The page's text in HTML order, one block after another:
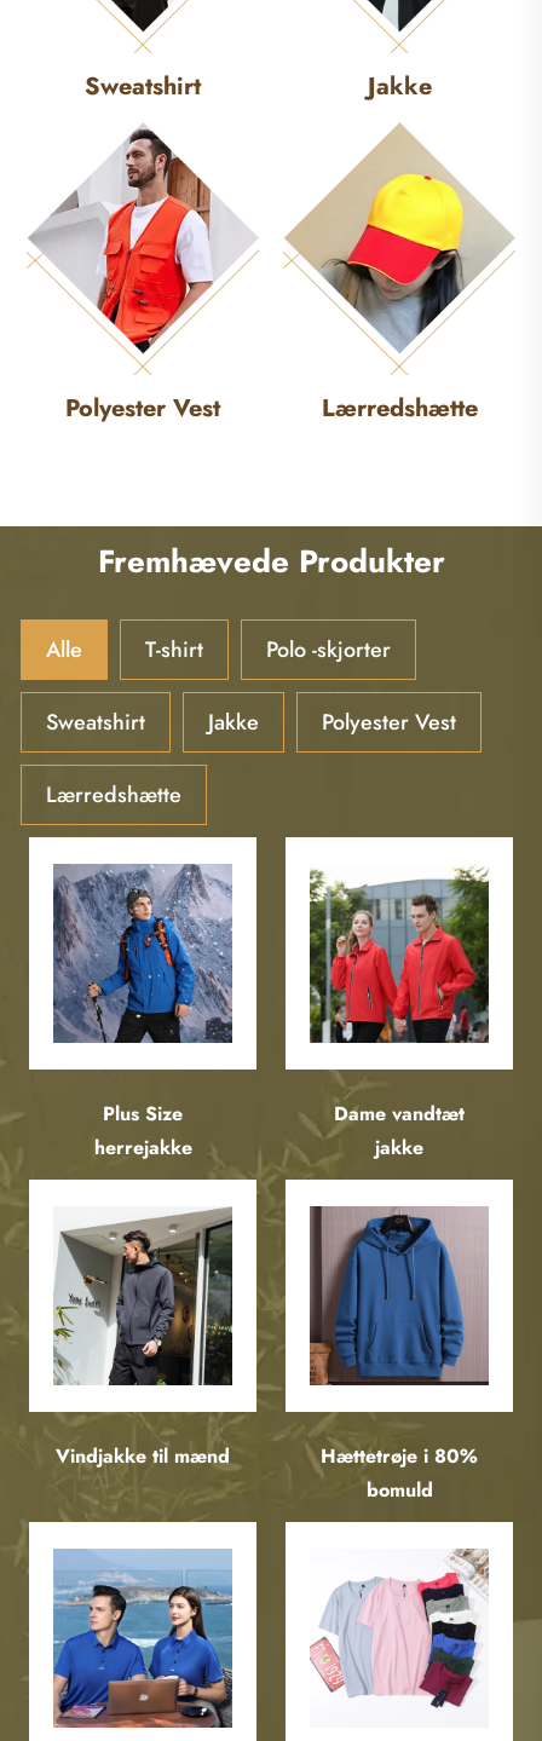
Sweatshirt Jakke
Polyester Vest Lærredshætte
Fremhævede Produkter
Alle T-shirt Polo -skjorter
Sweatshirt Jakke Polyester Vest
Lærredshætte
Plus Size
herrejakke
Dame vandtæt
jakke
Vindjakke til mænd
Hættetrøje i 80%
bomuld